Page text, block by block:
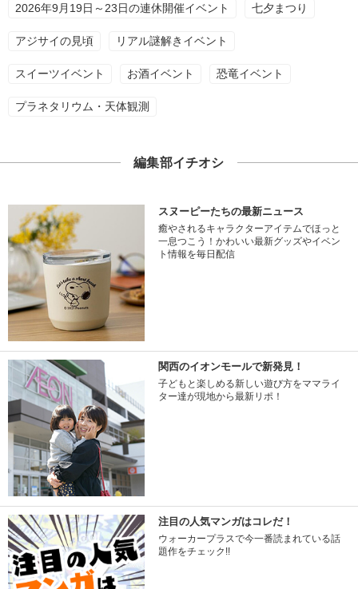
2026年9月19日～23日の連休開催イベント 七夕まつり
アジサイの見頃 リアル謎解きイベント
スイーツイベント お酒イベント 恐竜イベント
プラネタリウム・天体観測
編集部イチオシ
スヌーピーたちの最新ニュース
癒やされるキャラクターアイテムでほっと
一息つこう！かわいい最新グッズやイベン
ト情報を毎日配信
関西のイオンモールで新発見！
子どもと楽しめる新しい遊び方をママライ
ター達が現地から最新リポ！
注目の人気マンガはコレだ！
ウォーカープラスで今一番読まれている話
題作をチェック!!